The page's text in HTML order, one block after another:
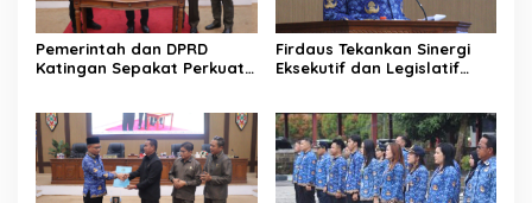
Pemerintah dan DPRD
Katingan Sepakat Perkuat
Firdaus Tekankan Sinergi
Eksekutif dan Legislatif